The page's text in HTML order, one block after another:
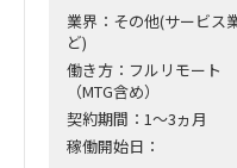
業界：その他(サービス
ど)
働き方：フルリモート
（MTG含め）
契約期間：1～3ヵ月
稼働開始日：